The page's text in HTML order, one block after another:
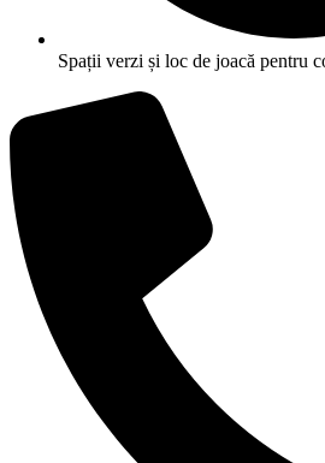
Spații verzi și loc de joacă pentru